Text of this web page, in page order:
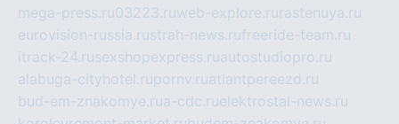
mega-press.ru03223.ruweb-explore.ru rastenuya.ru
eurovision-russia.rustrah-news.rufreeride-team.ru
itrack-24.rusexshopexpress.ruautostudiopro.ru
alabuga-cityhotel.rupornv.ruatlantpereezd.ru
bud-em-znakomye.rua-cdc.ruelektrostal-news.ru